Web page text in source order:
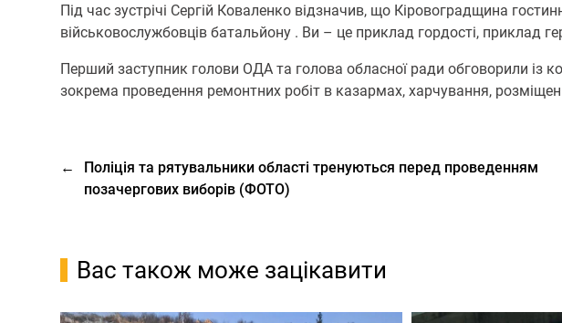
Під час зустрічі Сергій Коваленко відзначив, що Кіровоградщина
військовослужбовців батальйону . Ви – це приклад гордості, приклад
Перший заступник голови ОДА та голова обласної ради обговорили із
зокрема проведення ремонтних робіт в казармах, харчування,
←
Поліція та рятувальники області тренуються перед проведенням
позачергових виборів (ФОТО)
Вас також може зацікавити